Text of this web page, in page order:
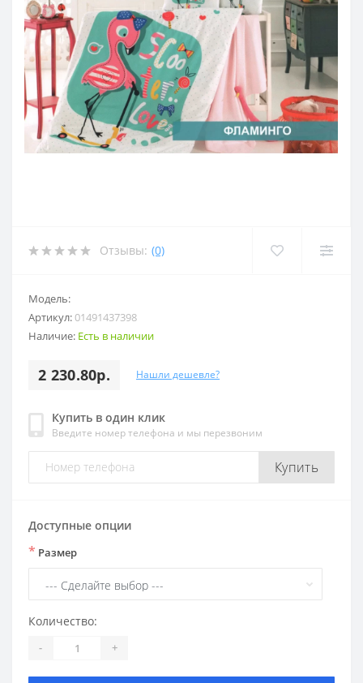
Отзывы: (0)
Модель:
Артикул:01491437398
Наличие: Есть в наличии
2 230.80р. Нашли дешевле?
Купить в один клик
Введите номер телефона и мы перезвоним
Купить
Доступные опции
* Размер
Количество:
- +